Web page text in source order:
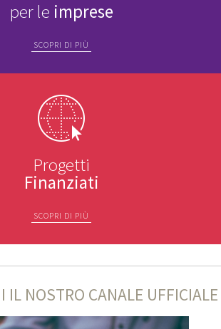
per le imprese
SCOPRI DI PIÙ
Progetti
Finanziati
SCOPRI DI PIÙ
IL NOSTRO CANALE UFFICIALE